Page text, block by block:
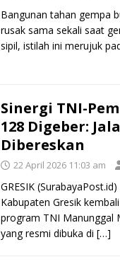
Bangunan tahan gempa
rusak sama sekali saat
sipil, istilah ini merujuk
Sinergi TNI-
128 Digeber:
Dibereskan
22 April 2026 11:03 am
GRESIK
Kabupaten Gresik
program TNI Manunggal
yang resmi dibuka di […]